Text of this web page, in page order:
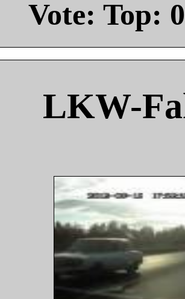
Vote: Top: 0
LKW-